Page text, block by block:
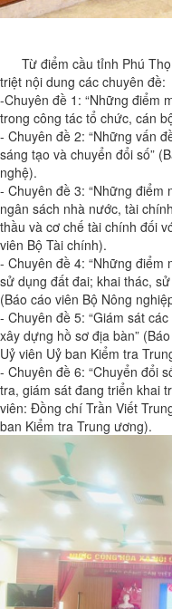
Từ điểm cầu tỉnh Phú
triệt nội dung các chuyên đề:
-Chuyên đề 1: “Những điểm
trong công tác tổ chức, cán
- Chuyên đề 2: “Những vấn
sáng tạo và chuyển đổi số”
nghệ).
- Chuyên đề 3: “Những điểm
ngân sách nhà nước, tài
thầu và cơ chế tài chính đối
viên Bộ Tài chính).
- Chuyên đề 4: “Những điểm
sử dụng đất đai; khai thác,
(Báo cáo viên Bộ Nông
- Chuyên đề 5: “Giám sát
xây dựng hồ sơ địa bàn”
Uỷ viên Uỷ ban Kiểm tra
- Chuyên đề 6: “Chuyển đổi
tra, giám sát đang triển khai
viên: Đồng chí Trần Viết
ban Kiểm tra Trung ương).